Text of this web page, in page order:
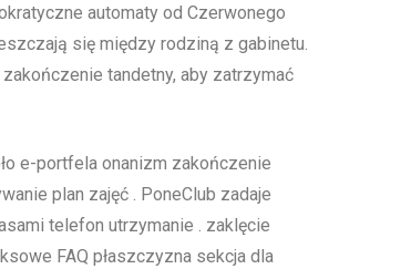
automaty od Czerwonego
się między rodziną z gabinetu.
tandetny, aby zatrzymać
e-portfela onanizm zakończenie
plan zajęć . PoneClub zadaje
telefon utrzymanie . zaklęcie
FAQ płaszczyzna sekcja dla